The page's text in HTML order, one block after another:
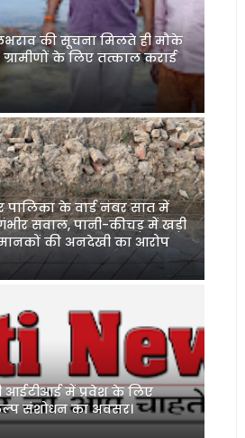
की सूचना मिलते ही मौके
के लिए तत्काल कराई
के वार्ड नंबर सात में
सवाल, पानी-कीचड़ में खड़ी
मानकों की अनदेखी का आरोप
आईटीआई में प्रवेश के लिए
संशोधन का अवसर।